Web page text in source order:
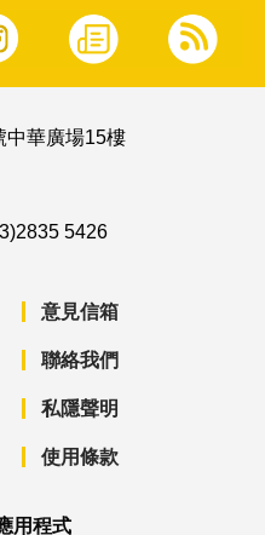
中華廣場15樓
5426
意見信箱
聯絡我們
私隱聲明
使用條款
用程式